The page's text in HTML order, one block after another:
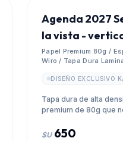
Agenda 2027
la vista -
Dura
Papel Premium 80g /
Wiro / Tapa Dura
DISEÑO EXCLUSIVO
Tapa dura de alta
premium de 80g que
doble wiro.
$U 650